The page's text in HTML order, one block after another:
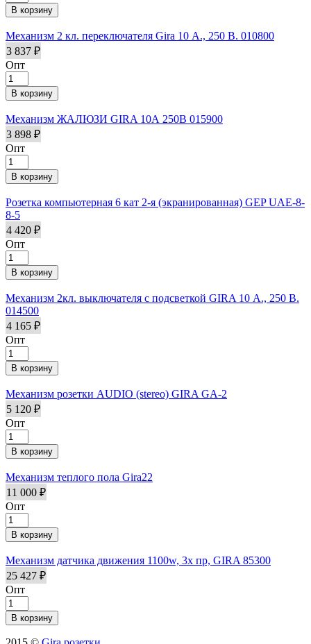
Механизм 2 кл. переключателя Gira 10 А., 250 В. 010800
3 837 ₽
Опт
Механизм ЖАЛЮЗИ GIRA 10А 250В 015900
3 898 ₽
Опт
Розетка компьютерная 6 кат 2-я (экранированная) GEP UAE-8-
8-5
4 420 ₽
Опт
Механизм 2кл. выключателя с подсветкой GIRA 10 А., 250 В.
014500
4 165 ₽
Опт
Механизм розетки AUDIO (stereo) GIRA GA-2
5 120 ₽
Опт
Механизм теплого пола Gira22
11 000 ₽
Опт
Механизм датчика движения 1100w, 3х пр, GIRA 85300
25 427 ₽
Опт